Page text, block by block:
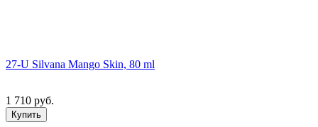
27-U Silvana Mango Skin, 80 ml
1 710 руб.
Купить